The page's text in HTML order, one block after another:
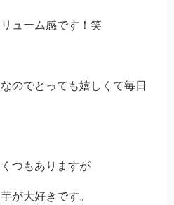
ューム感です！笑
のでとっても嬉しくて毎日
つもありますが
が大好きです。